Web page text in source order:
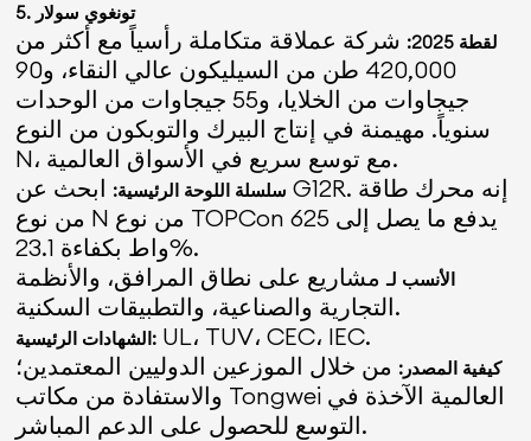
5. تونغوي سولار
لقطة 2025:
شركة عملاقة متكاملة رأسياً مع أكثر من
420,000 طن من السيليكون عالي النقاء، و90
جيجاوات من الخلايا، و55 جيجاوات من الوحدات
سنوياً. مهيمنة في إنتاج البيرك والتوبكون من النوع
N، مع توسع سريع في الأسواق العالمية.
سلسلة اللوحة الرئيسية: ابحث عن G12R. إنه محرك طاقة
من نوع N من نوع TOPCon يدفع ما يصل إلى 625
واط بكفاءة 23.1%.
الأنسب لـمشاريع على نطاق المرافق، والأنظمة
التجارية والصناعية، والتطبيقات السكنية.
الشهادات الرئيسية: UL، TUV، CEC، IEC.
كيفية المصدر: من خلال الموزعين الدوليين المعتمدين؛
والاستفادة من مكاتب Tongwei العالمية الآخذة في
التوسع للحصول على الدعم المباشر.